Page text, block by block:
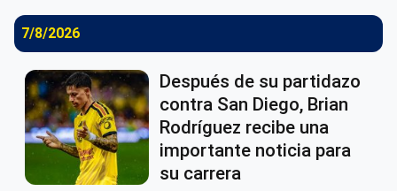
7/8/2026
Después de su partidazo
contra San Diego, Brian
Rodríguez recibe una
importante noticia para
su carrera